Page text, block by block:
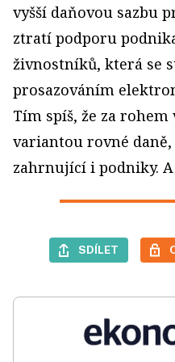
vyšší daňovou sazbu
ztratí podporu
živnostníků, která se
prosazováním
Tím spíš, že za rohem
variantou rovné
zahrnující i podniky.
SDÍLET